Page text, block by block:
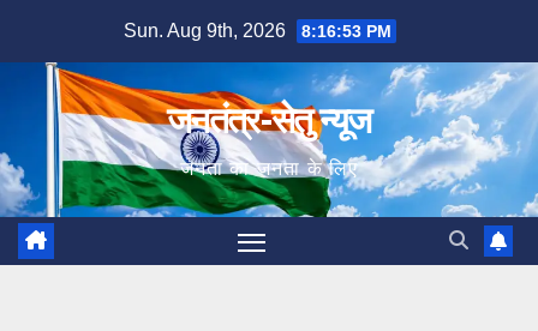
content
Sun. Aug 9th, 2026 8:16:54 PM
जनतंत्र-सेतु न्यूज
जनता का जनता के लिए